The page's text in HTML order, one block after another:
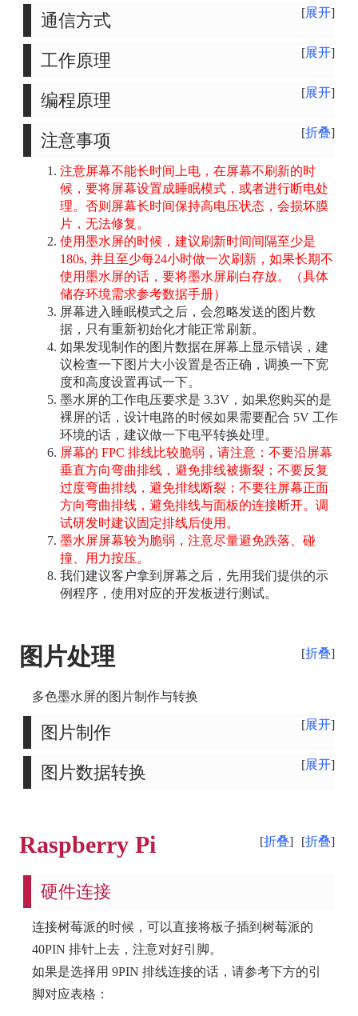
展开
通信方式
展开
工作原理
展开
编程原理
折叠
注意事项
注意屏幕不能长时间上电，在屏幕不刷新的时
候，要将屏幕设置成睡眠模式，或者进行断电处
理。否则屏幕长时间保持高电压状态，会损坏膜
片，无法修复。
使用墨水屏的时候，建议刷新时间间隔至少是
180s, 并且至少每24小时做一次刷新，如果长期不
使用墨水屏的话，要将墨水屏刷白存放。（具体
储存环境需求参考数据手册）
屏幕进入睡眠模式之后，会忽略发送的图片数
据，只有重新初始化才能正常刷新。
如果发现制作的图片数据在屏幕上显示错误，建
议检查一下图片大小设置是否正确，调换一下宽
度和高度设置再试一下。
墨水屏的工作电压要求是 3.3V，如果您购买的是
裸屏的话，设计电路的时候如果需要配合 5V 工作
环境的话，建议做一下电平转换处理。
屏幕的 FPC 排线比较脆弱，请注意：不要沿屏幕
垂直方向弯曲排线，避免排线被撕裂；不要反复
过度弯曲排线，避免排线断裂；不要往屏幕正面
方向弯曲排线，避免排线与面板的连接断开。调
试研发时建议固定排线后使用。
墨水屏屏幕较为脆弱，注意尽量避免跌落、碰
撞、用力按压。
我们建议客户拿到屏幕之后，先用我们提供的示
例程序，使用对应的开发板进行测试。
折叠
图片处理
多色墨水屏的图片制作与转换
展开
图片制作
展开
图片数据转换
折叠
折叠
Raspberry Pi
硬件连接
连接树莓派的时候，可以直接将板子插到树莓派的
40PIN 排针上去，注意对好引脚。
如果是选择用 9PIN 排线连接的话，请参考下方的引
脚对应表格：